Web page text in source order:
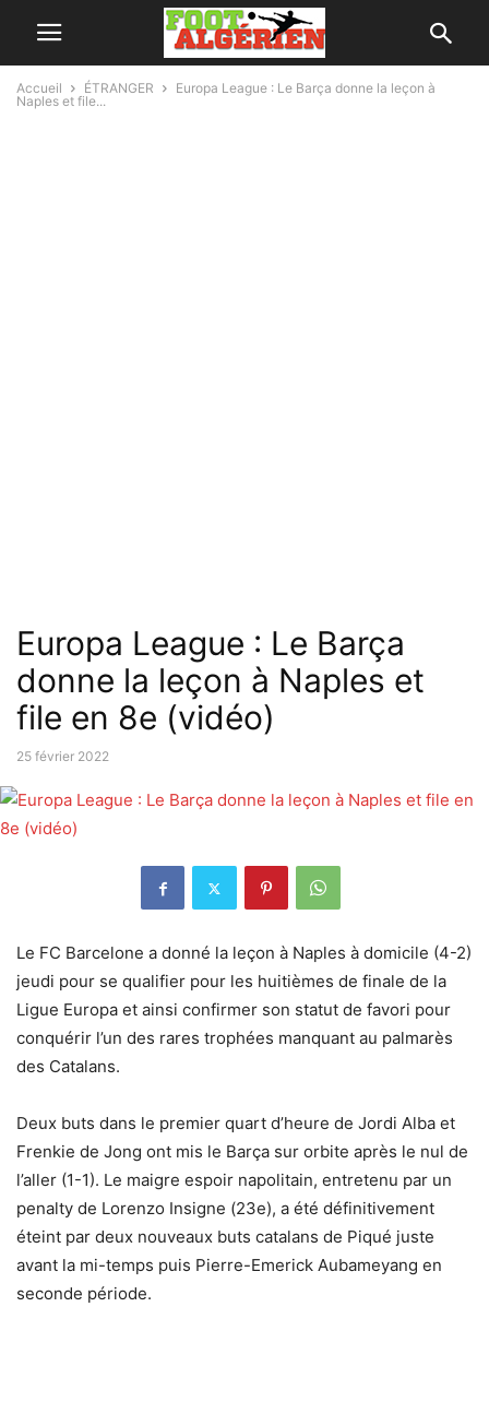
Accueil ÉTRANGER
Europa League : Le Barça donne la leçon à
Naples et file...
Europa League : Le Barça
donne la leçon à Naples et
file en 8e (vidéo)
25 février 2022
Le FC Barcelone a donné la leçon à Naples à domicile (4-2)
jeudi pour se qualifier pour les huitièmes de finale de la
Ligue Europa et ainsi confirmer son statut de favori pour
conquérir l’un des rares trophées manquant au palmarès
des Catalans.
Deux buts dans le premier quart d’heure de Jordi Alba et
Frenkie de Jong ont mis le Barça sur orbite après le nul de
l’aller (1-1). Le maigre espoir napolitain, entretenu par un
penalty de Lorenzo Insigne (23e), a été définitivement
éteint par deux nouveaux buts catalans de Piqué juste
avant la mi-temps puis Pierre-Emerick Aubameyang en
seconde période.